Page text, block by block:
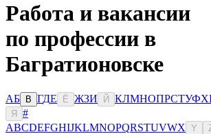
Работа и вакансии
по профессии в
Багратионовске
АБ В ГДЕ Ё ЖЗИ Й КЛМНОПРСТУФХ
Я
#
ABCDEFGHIJKLMNOPQRSTUVWX Y